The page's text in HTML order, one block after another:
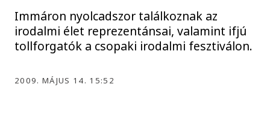
Immáron nyolcadszor találkoznak az
irodalmi élet reprezentánsai, valamint ifjú
tollforgatók a csopaki irodalmi fesztiválon.
2009. MÁJUS 14. 15:52